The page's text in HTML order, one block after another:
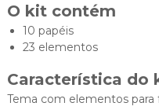
O kit contém
10 papéis
23 elementos
Característica do
Tema com elementos